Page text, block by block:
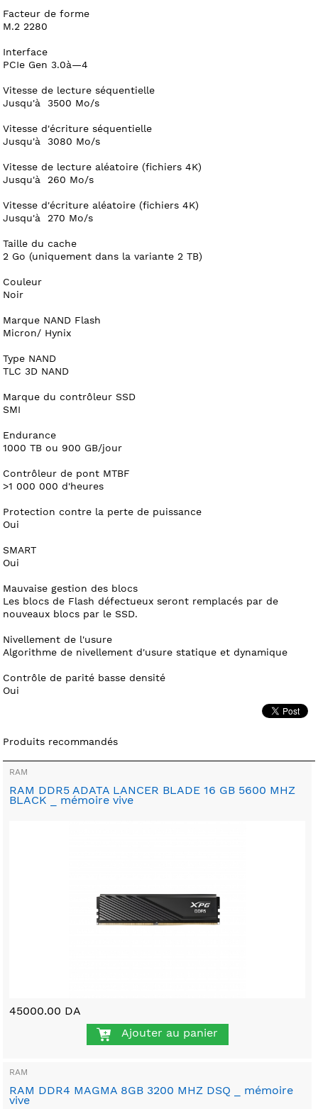
Facteur de forme
M.2 2280
Interface
PCIe Gen 3.0à—4
Vitesse de lecture séquentielle
Jusqu'à 3500 Mo/s
Vitesse d'écriture séquentielle
Jusqu'à 3080 Mo/s
Vitesse de lecture aléatoire (fichiers 4K)
Jusqu'à 260 Mo/s
Vitesse d'écriture aléatoire (fichiers 4K)
Jusqu'à 270 Mo/s
Taille du cache
2 Go (uniquement dans la variante 2 TB)
Couleur
Noir
Marque NAND Flash
Micron/ Hynix
Type NAND
TLC 3D NAND
Marque du contrôleur SSD
SMI
Endurance
1000 TB ou 900 GB/jour
Contrôleur de pont MTBF
>1 000 000 d'heures
Protection contre la perte de puissance
Oui
SMART
Oui
Mauvaise gestion des blocs
Les blocs de Flash défectueux seront remplacés par de
nouveaux blocs par le SSD.
Nivellement de l'usure
Algorithme de nivellement d'usure statique et dynamique
Contrôle de parité basse densité
Oui
Produits recommandés
RAM
RAM DDR5 ADATA LANCER BLADE 16 GB 5600 MHZ
BLACK _ mémoire vive
45000.00 DA
Ajouter au panier
RAM
RAM DDR4 MAGMA 8GB 3200 MHZ DSQ _ mémoire
vive